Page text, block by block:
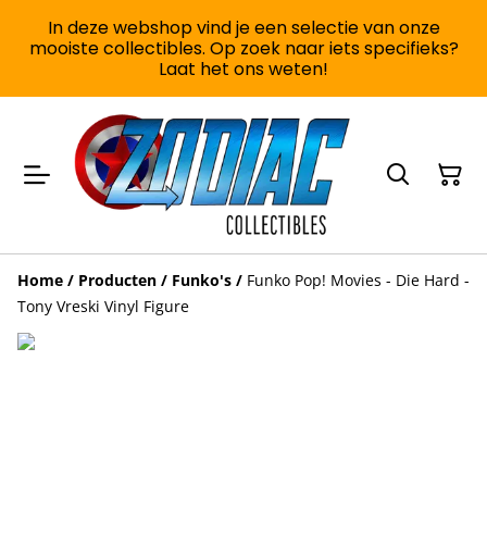
In deze webshop vind je een selectie van onze
mooiste collectibles. Op zoek naar iets specifieks?
Laat het ons weten!
Home / Producten / Funko's / Funko Pop! Movies - Die Hard -
Tony Vreski Vinyl Figure